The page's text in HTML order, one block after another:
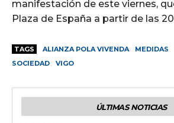
manifestación de este viernes,
Plaza de España a partir de las
TAGS ALIANZA POLA VIVENDA MEDIDAS
SOCIEDAD
VIGO
ÚLTIMAS NOTICIAS